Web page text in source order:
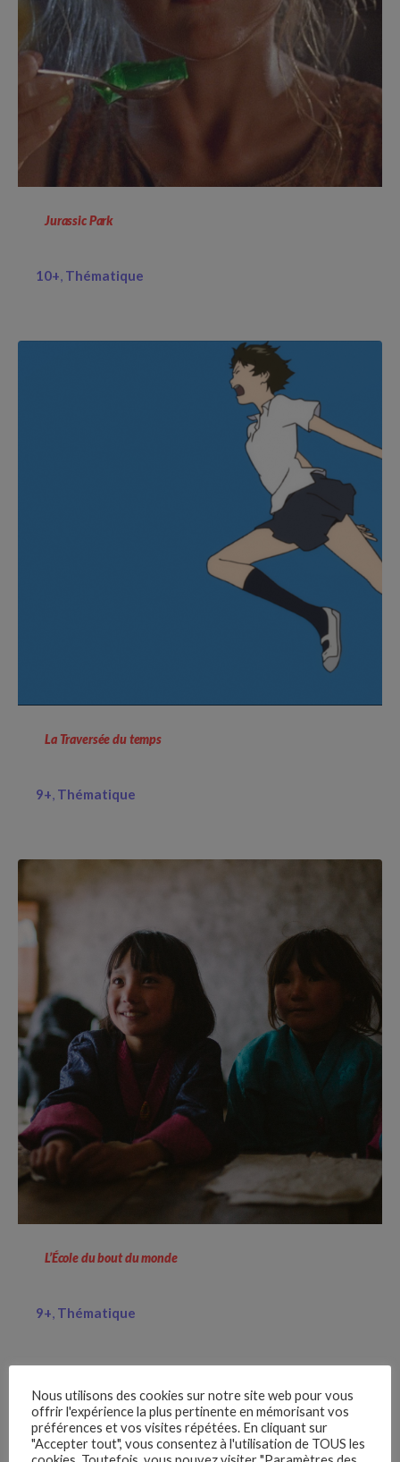
Jurassic Park
10+ Thématique
La Traversée du temps
9+ Thématique
L’École du bout du monde
9+ Thématique
Nous utilisons des cookies sur notre site web pour vous
offrir l'expérience la plus pertinente en mémorisant vos
préférences et vos visites répétées. En cliquant sur
"Accepter tout", vous consentez à l'utilisation de TOUS les